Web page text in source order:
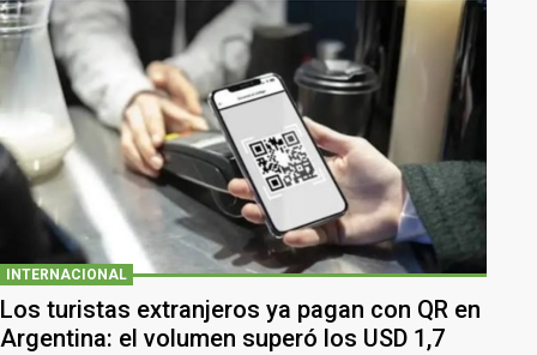
INTERNACIONAL
Los turistas extranjeros ya pagan con QR en
Argentina: el volumen superó los USD 1,7